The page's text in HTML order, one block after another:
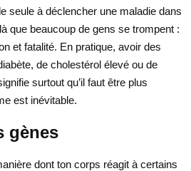
seule à déclencher une maladie dans
que beaucoup de gens se trompent :
et fatalité. En pratique, avoir des
de cholestérol élevé ou de
surtout qu’il faut être plus
est inévitable.
gènes
dont ton corps réagit à certains